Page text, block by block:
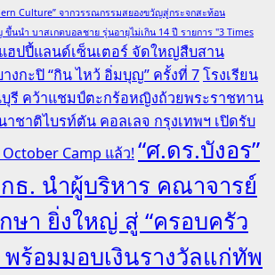
Culture” จากวรรณกรรมสยองขวัญสู่กระจกสะท้อน
นนำ บาสเกตบอลชาย รุ่นอายุไม่เกิน 14 ปี รายการ "3 Times
แฮปปี้แลนด์เซ็นเตอร์ จัดใหญ่สืบสาน
งกะปิ “กิน ไหว้ อิ่มบุญ” ครั้งที่ 7โรงเรียน
รี คว้าแชมป์ตะกร้อหญิงถ้วยพระราชทาน
าชาติไบรท์ตัน คอลเลจ กรุงเทพฯ เปิดรับ
Camp แล้ว!“ศ.ดร.บังอร”
ธ. นำผู้บริหาร คณาจารย์
า ยิ่งใหญ่ สู่ “ครอบครัว
พร้อมมอบเงินรางวัลแก่ทัพ